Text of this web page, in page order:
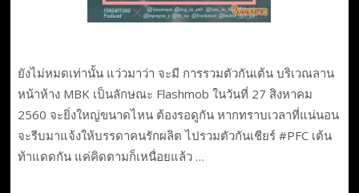
ยังไม่หมดเท่านั้น แว่วมาว่า จะมี การรวมตัวกันเต้น บริเวณลาน
หน้าห้าง MBK เป็นลักษณะ Flashmob ในวันที่ 27 สิงหาคม
2560 จะยิ่งใหญ่ขนาดไหน ต้องรอดูกัน หากทราบเวลาที่แน่นอน
จะรีบมาแจ้งให้บรรดาคนรักผลิต ไปรวมตัวกันเชียร์ #PFC เต้น
ท้าแดดกัน แค่คิดตามก็เหนื่อยแล้ว …